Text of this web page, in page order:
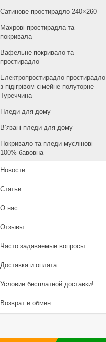
Сатинове простирадло 240×260
Махрові простирадла та
покривала
Вафельне покривало та
простирадло
Електропростирадло простирадло
з підігрівом сімейне полуторне
Туреччина
Пледи для дому
В’язані пледи для дому
Покривало та пледи муслінові
100% бавовна
Новости
Статьи
О нас
Отзывы
Часто задаваемые вопросы
Доставка и оплата
Условие бесплатной доставки!
Возврат и обмен